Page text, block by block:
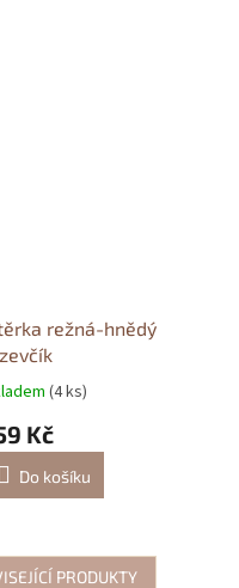
režná-hnědý
(4 ks)
Kč
Do košíku
PRODUKTY